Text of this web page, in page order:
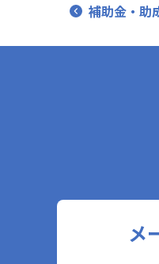
補助金・助
メ